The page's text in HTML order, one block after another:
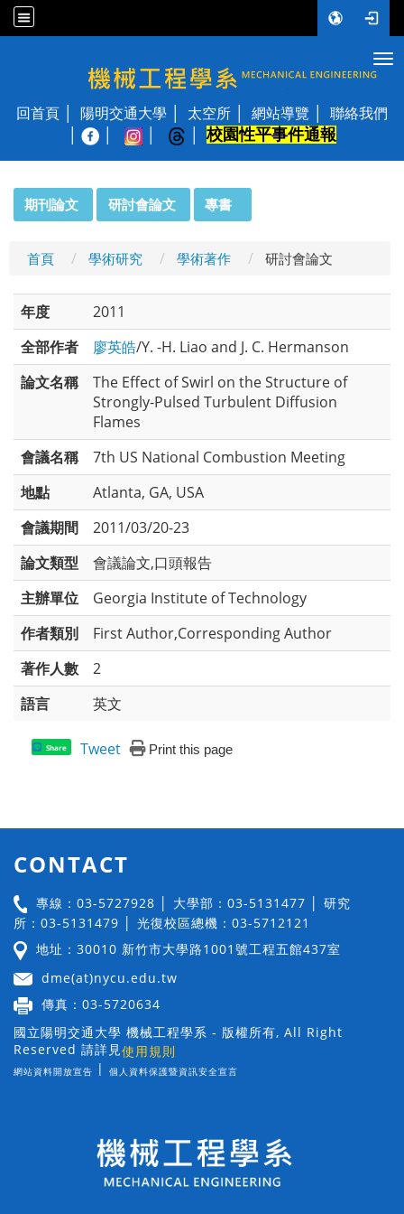
國立陽明交通大學 機械工程學系
回首頁 陽明交通大學 太空所 網站導覽
聯絡我們
校園性平事件通報
期刊論文 研討會論文 專書
首頁 學術研究 學術著作 研討會論文
年度
2011
全部作者
廖英皓/Y. -H. Liao and J. C. Hermanson
論文名稱
The Effect of Swirl on the Structure of
Strongly-Pulsed Turbulent Diffusion
Flames
會議名稱
7th US National Combustion Meeting
地點
Atlanta, GA, USA
會議期間
2011/03/20-23
論文類型
會議論文,口頭報告
主辦單位
Georgia Institute of Technology
作者類別
First Author,Corresponding Author
著作人數
2
語言
英文
Share Tweet Print this page
CONTACT
專線：03-5727928 │ 大學部：03-5131477 │ 研究
所：03-5131479 │ 光復校區總機：03-5712121
地址：30010 新竹市大學路1001號工程五館437室
dme(at)nycu.edu.tw
傳真：03-5720634
國立陽明交通大學 機械工程學系 - 版權所有, All Right
Reserved 請詳見使用規則
網站資料開放宣告 | 個人資料保護暨資訊安全宣言